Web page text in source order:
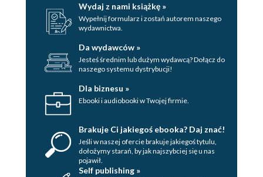
Wydaj z nami książkę »
Wypełnij formularz i zostań autorem naszego
wydawnictwa.
Da wydawców »
Jesteś średnim lub dużym wydawcą? Dołącz do
naszego systemu dystrybucji!
Dla biznesu »
Ebooki i audiobooki w Twojej firmie.
Brakuje Ci jakiegoś ebooka? Daj znać!
Jeśli w naszej ofercie brakuje jakiegoś tytulu,
dołożymy starań, by jak najszybciej się u nas
pojawił.
Self publishing »